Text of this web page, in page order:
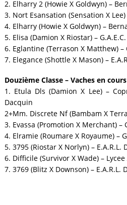
2. Elharry 2 (Howie X Goldwyn) –
3. Nort Esansation (Sensation X
4. Elharry (Howie X Goldwyn) –
5. Elisa (Damion X Riostar) –
6. Eglantine (Terrason X Matthew) –
7. Elegance (Shottle X Mason) –
Douzième Classe – Vaches en
1. Etula Dls (Damion X Lee) –
Dacquin
2+Mm. Discrete Nf (Bambam X
3. Evassa (Promotion X Merchant) –
4. Elramie (Roumare X Royaume) –
5. 3795 (Riostar X Norlyn) – E.A.R.L.
6. Difficile (Survivor X Wade) –
7. 3769 (Blitz X Downson) – E.A.R.L.